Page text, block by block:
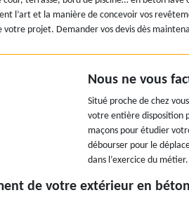
l’art et la manière de concevoir vos
projet. Demander vos devis dès
Nous ne vous
Situé proche de chez
votre entière disposition
maçons pour étudier
débourser pour le
dans l’exercice du métier.
de votre extérieur en